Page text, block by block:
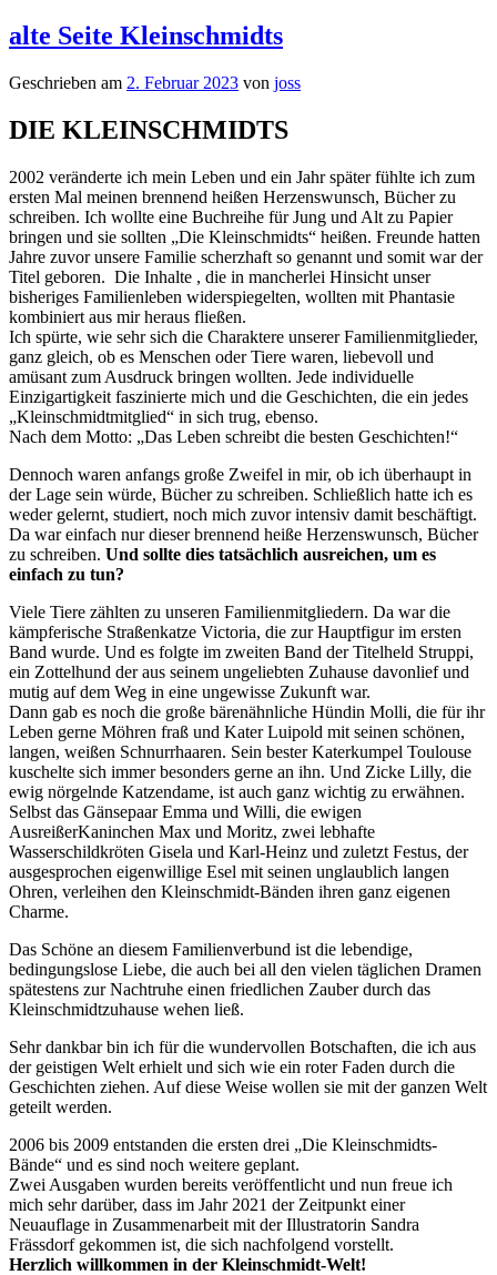
alte Seite Kleinschmidts
Geschrieben am 2. Februar 2023 von joss
DIE KLEINSCHMIDTS
2002 veränderte ich mein Leben und ein Jahr später fühlte ich zum
ersten Mal meinen brennend heißen Herzenswunsch, Bücher zu
schreiben. Ich wollte eine Buchreihe für Jung und Alt zu Papier
bringen und sie sollten „Die Kleinschmidts“ heißen. Freunde hatten
Jahre zuvor unsere Familie scherzhaft so genannt und somit war der
Titel geboren. Die Inhalte , die in mancherlei Hinsicht unser
bisheriges Familienleben widerspiegelten, wollten mit Phantasie
kombiniert aus mir heraus fließen.
Ich spürte, wie sehr sich die Charaktere unserer Familienmitglieder,
ganz gleich, ob es Menschen oder Tiere waren, liebevoll und
amüsant zum Ausdruck bringen wollten. Jede individuelle
Einzigartigkeit faszinierte mich und die Geschichten, die ein jedes
„Kleinschmidtmitglied“ in sich trug, ebenso.
Nach dem Motto: „Das Leben schreibt die besten Geschichten!“
Dennoch waren anfangs große Zweifel in mir, ob ich überhaupt in
der Lage sein würde, Bücher zu schreiben. Schließlich hatte ich es
weder gelernt, studiert, noch mich zuvor intensiv damit beschäftigt.
Da war einfach nur dieser brennend heiße Herzenswunsch, Bücher
zu schreiben. Und sollte dies tatsächlich ausreichen, um es
einfach zu tun?
Viele Tiere zählten zu unseren Familienmitgliedern. Da war die
kämpferische Straßenkatze Victoria, die zur Hauptfigur im ersten
Band wurde. Und es folgte im zweiten Band der Titelheld Struppi,
ein Zottelhund der aus seinem ungeliebten Zuhause davonlief und
mutig auf dem Weg in eine ungewisse Zukunft war.
Dann gab es noch die große bärenähnliche Hündin Molli, die für ihr
Leben gerne Möhren fraß und Kater Luipold mit seinen schönen,
langen, weißen Schnurrhaaren. Sein bester Katerkumpel Toulouse
kuschelte sich immer besonders gerne an ihn. Und Zicke Lilly, die
ewig nörgelnde Katzendame, ist auch ganz wichtig zu erwähnen.
Selbst das Gänsepaar Emma und Willi, die ewigen
AusreißerKaninchen Max und Moritz, zwei lebhafte
Wasserschildkröten Gisela und Karl-Heinz und zuletzt Festus, der
ausgesprochen eigenwillige Esel mit seinen unglaublich langen
Ohren, verleihen den Kleinschmidt-Bänden ihren ganz eigenen
Charme.
Das Schöne an diesem Familienverbund ist die lebendige,
bedingungslose Liebe, die auch bei all den vielen täglichen Dramen
spätestens zur Nachtruhe einen friedlichen Zauber durch das
Kleinschmidtzuhause wehen ließ.
Sehr dankbar bin ich für die wundervollen Botschaften, die ich aus
der geistigen Welt erhielt und sich wie ein roter Faden durch die
Geschichten ziehen. Auf diese Weise wollen sie mit der ganzen Welt
geteilt werden.
2006 bis 2009 entstanden die ersten drei „Die Kleinschmidts-
Bände“ und es sind noch weitere geplant.
Zwei Ausgaben wurden bereits veröffentlicht und nun freue ich
mich sehr darüber, dass im Jahr 2021 der Zeitpunkt einer
Neuauflage in Zusammenarbeit mit der Illustratorin Sandra
Frässdorf gekommen ist, die sich nachfolgend vorstellt.
Herzlich willkommen in der Kleinschmidt-Welt!